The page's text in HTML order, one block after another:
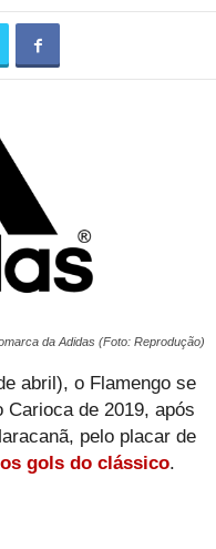
da Adidas (Foto: Reprodução)
abril), o Flamengo se
Carioca de 2019, após
pelo placar de
gols do clássico.